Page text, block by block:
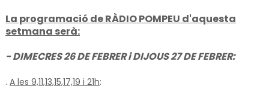
La programació de RÀDIO POMPEU d'aquesta
setmana serà:
- DIMECRES 26 DE FEBRER i DIJOUS 27 DE FEBRER:
. A les 9,11,13,15,17,19 i 21h: